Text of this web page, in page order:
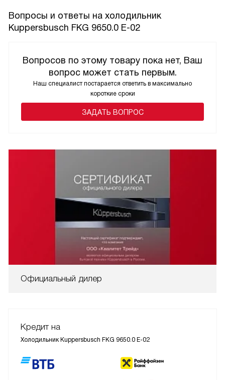
Вопросы и ответы на холодильник
Kuppersbusch FKG 9650.0 E-02
Вопросов по этому товару пока нет, Ваш
вопрос может стать первым.
Наш специалист постарается ответить в максимально
короткие сроки
ЗАДАТЬ ВОПРОС
Официальный дилер
Кредит на
Холодильник Kuppersbusch FKG 9650.0 E-02